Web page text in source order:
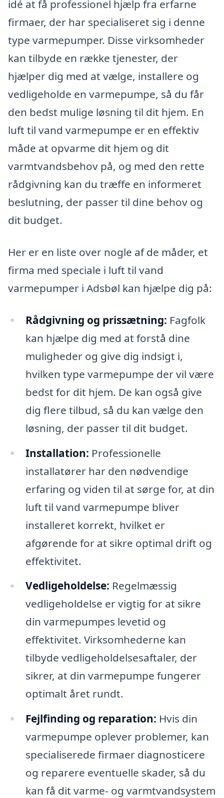
idé at få professionel hjælp fra erfarne
firmaer, der har specialiseret sig i denne
type varmepumper. Disse virksomheder
kan tilbyde en række tjenester, der
hjælper dig med at vælge, installere og
vedligeholde en varmepumpe, så du får
den bedst mulige løsning til dit hjem. En
luft til vand varmepumpe er en effektiv
måde at opvarme dit hjem og dit
varmtvandsbehov på, og med den rette
rådgivning kan du træffe en informeret
beslutning, der passer til dine behov og
dit budget.
Her er en liste over nogle af de måder, et
firma med speciale i luft til vand
varmepumper i Adsbøl kan hjælpe dig på:
Rådgivning og prissætning: Fagfolk
kan hjælpe dig med at forstå dine
muligheder og give dig indsigt i,
hvilken type varmepumpe der vil være
bedst for dit hjem. De kan også give
dig flere tilbud, så du kan vælge den
løsning, der passer til dit budget.
Installation: Professionelle
installatører har den nødvendige
erfaring og viden til at sørge for, at din
luft til vand varmepumpe bliver
installeret korrekt, hvilket er
afgørende for at sikre optimal drift og
effektivitet.
Vedligeholdelse: Regelmæssig
vedligeholdelse er vigtig for at sikre
din varmepumpes levetid og
effektivitet. Virksomhederne kan
tilbyde vedligeholdelsesaftaler, der
sikrer, at din varmepumpe fungerer
optimalt året rundt.
Fejlfinding og reparation: Hvis din
varmepumpe oplever problemer, kan
specialiserede firmaer diagnosticere
og reparere eventuelle skader, så du
kan få dit varme- og varmtvandsystem